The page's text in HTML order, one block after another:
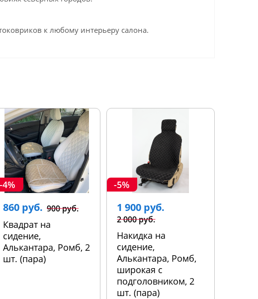
к любому интерьеру салона.
-4%
860 руб. 900 руб.
Квадрат на
сидение,
Алькантара, Ромб, 2
шт. (пара)
-5%
1 900 руб.
2 000 руб.
Накидка на
сидение,
Алькантара, Ромб,
широкая с
подголовником, 2
шт. (пара)